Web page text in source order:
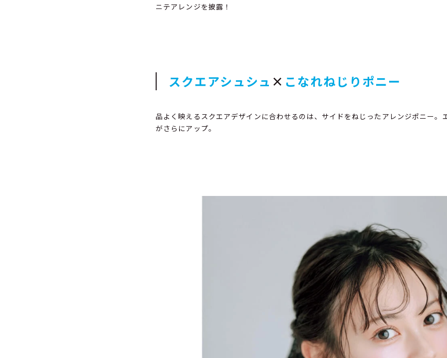
ニテアレンジを披露！
スクエアシュシュ × こなれねじりポニー
品よく映えるスクエアデザインに合わせるのは、サイドをねじったアレンジポニー。
がさらにアップ。